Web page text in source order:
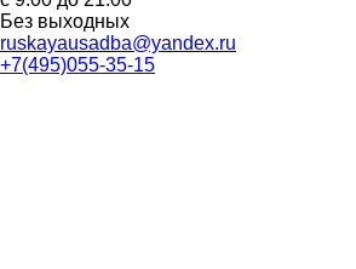
Без выходных
ruskayausadba@yandex.ru
+7(495)055-35-15